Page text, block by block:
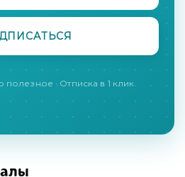
полезное · Отписка в 1 клик